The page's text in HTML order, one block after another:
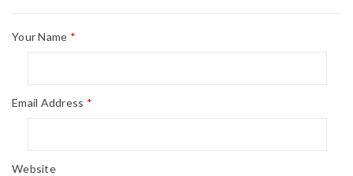
Your Name *
Email Address *
Website